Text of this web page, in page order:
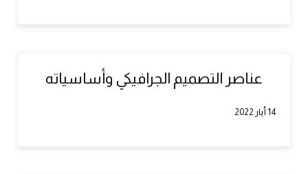
عناصر التصميم الجرافيكي وأساسياته
14 أيار 2022